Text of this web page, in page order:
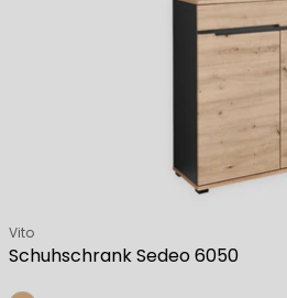
Schuhschrank Sedeo 6050
Verkäufer:
Vito